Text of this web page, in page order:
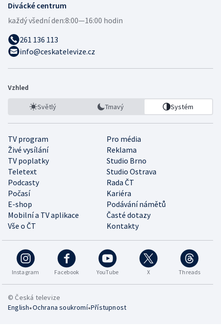
Divácké centrum
každý všední den:8:00—16:00 hodin
261 136 113
info@ceskatelevize.cz
Vzhled
Světlý Tmavý Systém
TV program
Pro média
Živé vysílání
Reklama
TV poplatky
Studio Brno
Teletext
Studio Ostrava
Podcasty
Rada ČT
Počasí
Kariéra
E-shop
Podávání námětů
Mobilní a TV aplikace
Časté dotazy
Vše o ČT
Kontakty
Instagram Facebook YouTube X Threads
© Česká televize
English•Ochrana soukromí•Přístupnost